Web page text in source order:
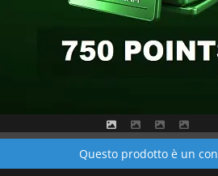
Questo prodotto è un